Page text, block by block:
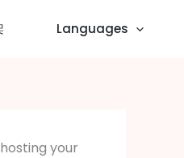
Languages
your